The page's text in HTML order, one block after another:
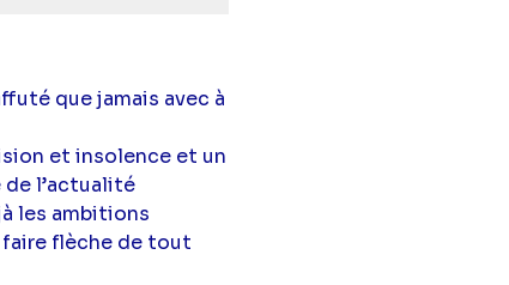
que jamais avec à
et insolence et un
l’actualité
les ambitions
flèche de tout